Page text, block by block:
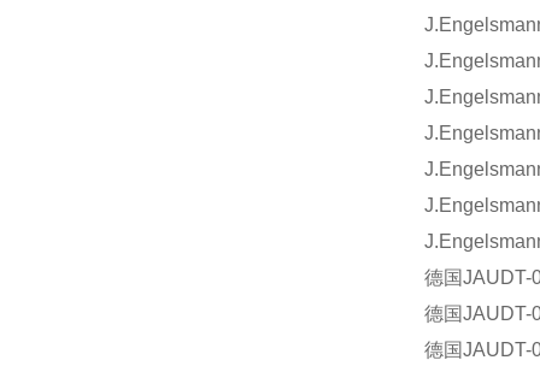
德国JAUDT-
德国JAUDT-
德国JAUDT-